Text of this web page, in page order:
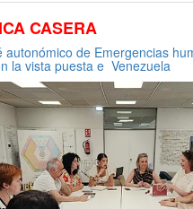
CASERA
autonómico de Emergencias
la vista puesta e Venezuela